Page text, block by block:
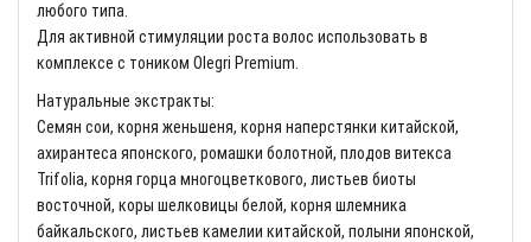
любого типа.
Для активной стимуляции роста волос использовать в
комплексе с тоником Olegri Premium.
Натуральные экстракты:
Семян сои, корня женьшеня, корня наперстянки китайской,
ахирантеса японского, ромашки болотной, плодов витекса
Trifolia, корня горца многоцветкового, листьев биоты
восточной, коры шелковицы белой, корня шлемника
байкальского, листьев камелии китайской, полыни японской,